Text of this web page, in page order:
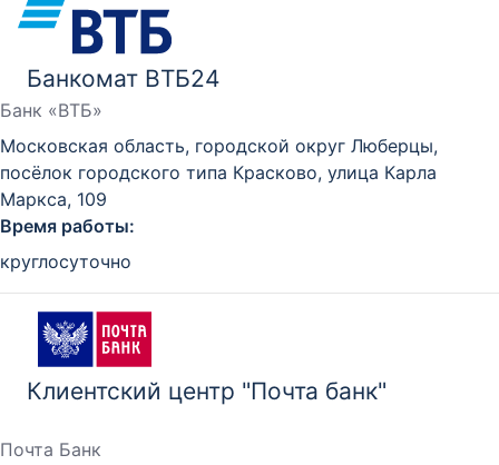
Банкомат ВТБ24
Банк «ВТБ»
Московская область, городской округ Люберцы,
посёлок городского типа Красково, улица Карла
Маркса, 109
Время работы:
круглосуточно
Клиентский центр "Почта банк"
Почта Банк